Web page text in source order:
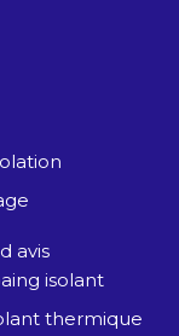
avis
isolant
thermique